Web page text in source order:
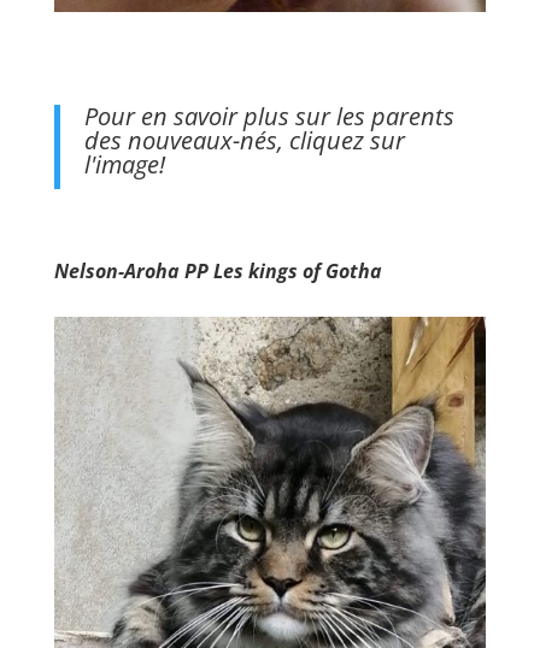
Pour en savoir plus sur les parents
des nouveaux-nés, cliquez sur
l'image!
Nelson-Aroha PP Les kings of Gotha